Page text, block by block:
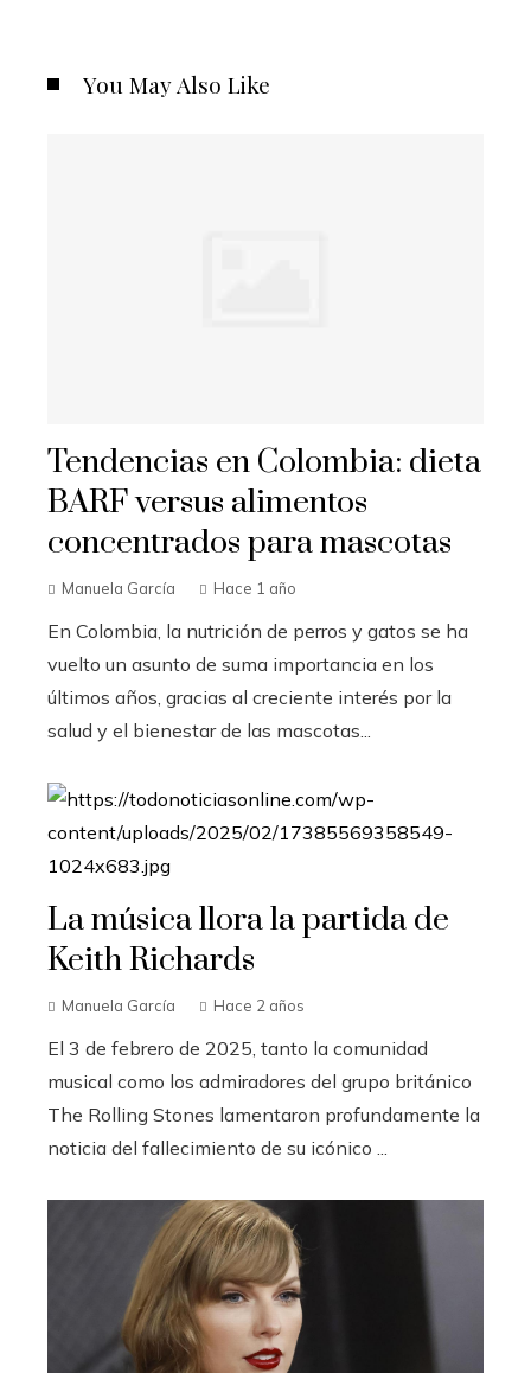
You May Also Like
Tendencias en Colombia: dieta
BARF versus alimentos
concentrados para mascotas
Manuela García Hace 1 año
En Colombia, la nutrición de perros y gatos se ha
vuelto un asunto de suma importancia en los
últimos años, gracias al creciente interés por la
salud y el bienestar de las mascotas...
La música llora la partida de
Keith Richards
Manuela García Hace 2 años
El 3 de febrero de 2025, tanto la comunidad
musical como los admiradores del grupo británico
The Rolling Stones lamentaron profundamente la
noticia del fallecimiento de su icónico ...